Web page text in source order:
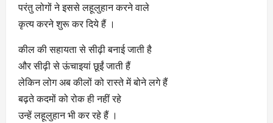
परंतु लोगों ने इससे लहूलुहान करने वाले
कृत्य करने शुरू कर दिये हैं ।
कील की सहायता से सीढ़ी बनाई जाती है
और सीढ़ी से ऊंचाइयां छूईं जाती हैं
लेकिन लोग अब कीलों को रास्ते में बोने लगे हैं
बढ़ते कदमों को रोक ही नहीं रहे
उन्हें लहूलुहान भी कर रहे हैं ।